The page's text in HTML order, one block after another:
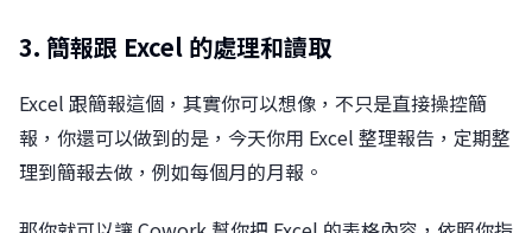
3. 簡報跟 Excel 的處理和讀取
Excel 跟簡報這個，其實你可以想像，不只是直接操控簡
報，你還可以做到的是，今天你用 Excel 整理報告，定期整
理到簡報去做，例如每個月的月報。